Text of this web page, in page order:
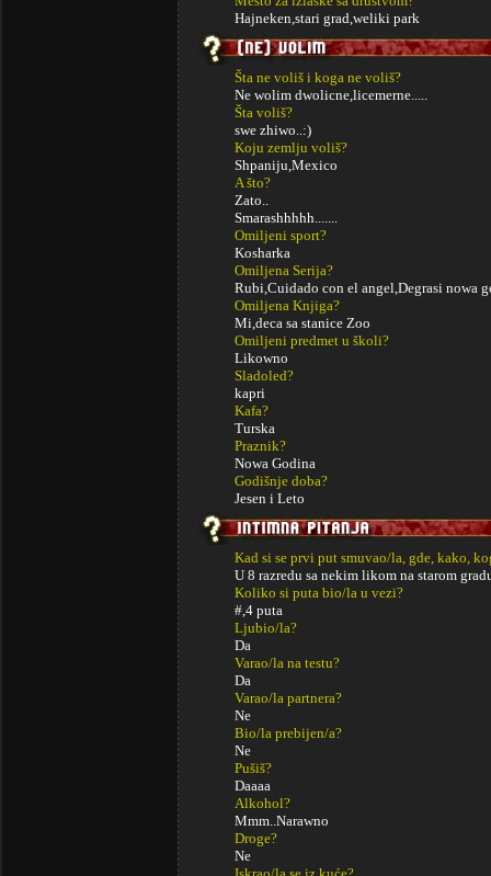
Hajneken,stari grad,weliki park
Šta ne voliš i koga ne voliš?
Ne wolim dwolicne,licemerne.....
Šta voliš?
swe zhiwo..:)
Koju zemlju voliš?
Shpaniju,Mexico
A što?
Zato..
Smarashhhhh.......
Omiljeni sport?
Kosharka
Omiljena Serija?
Rubi,Cuidado con el angel,Degrasi nowa
Omiljena Knjiga?
Mi,deca sa stanice Zoo
Omiljeni predmet u školi?
Likowno
Sladoled?
kapri
Kafa?
Turska
Praznik?
Nowa Godina
Godišnje doba?
Jesen i Leto
Kad si se prvi put smuvao/la, gde, kako,
U 8 razredu sa nekim likom na starom
Koliko si puta bio/la u vezi?
#,4 puta
Ljubio/la?
Da
Varao/la na testu?
Da
Varao/la partnera?
Ne
Bio/la prebijen/a?
Ne
Pušiš?
Daaaa
Alkohol?
Mmm..Narawno
Droge?
Ne